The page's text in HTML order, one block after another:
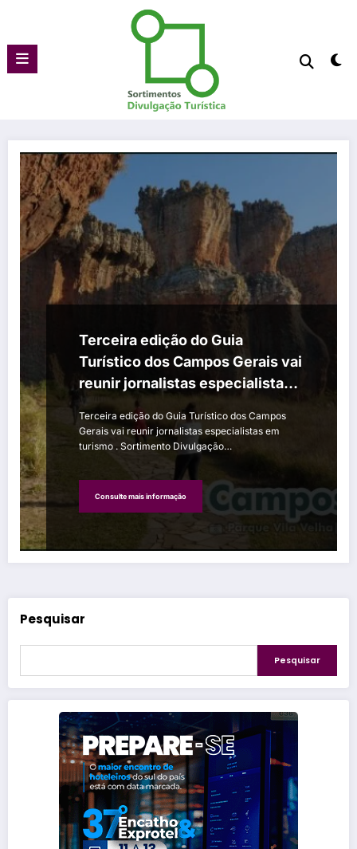
conteúdo
Terceira edição do Guia
Turístico dos Campos Gerais vai
reunir jornalistas especialistas
em turismo
Terceira edição do Guia Turístico dos Campos
Gerais vai reunir jornalistas especialistas em
turismo . Sortimento Divulgação…
Consulte mais informação
Pesquisar
Pesquisar